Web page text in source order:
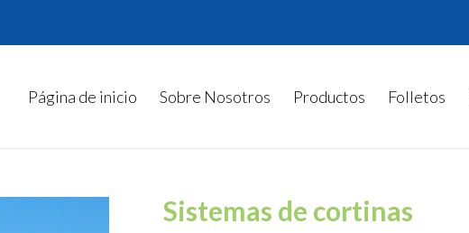
Página de inicio Sobre Nosotros Productos Folletos
Sistemas de cortinas